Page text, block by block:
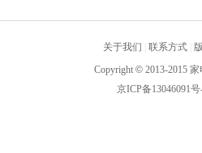
关于我们 联系方式
Copyright © 2013-2015
京ICP备13046091号